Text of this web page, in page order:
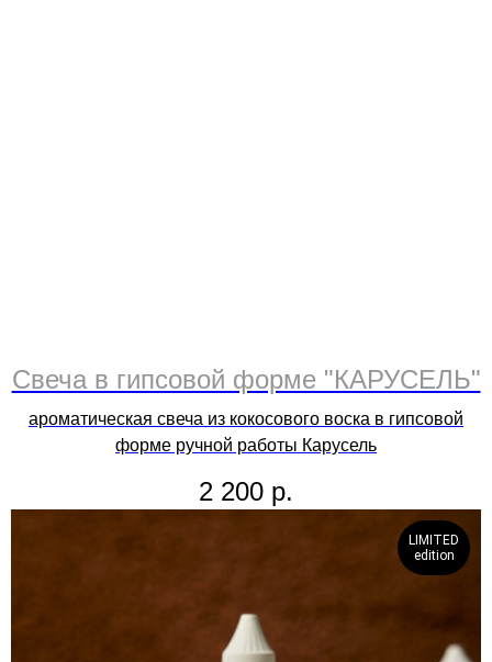
Свеча в гипсовой форме "КАРУСЕЛЬ"
ароматическая свеча из кокосового воска в гипсовой
форме ручной работы Карусель
2 200 р.
LIMITED
edition